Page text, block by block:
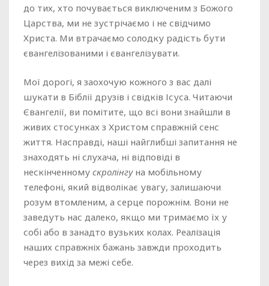
до тих, хто почувається виключеним з Божого
Царства, ми не зустрічаємо і не свідчимо
Христа. Ми втрачаємо солодку радість бути
євангелізованими і євангелізувати.
Мої дорогі, я заохочую кожного з вас далі
шукати в Біблії друзів і свідків Ісуса. Читаючи
Євангелії, ви помітите, що всі вони знайшли в
живих стосунках з Христом справжній сенс
життя. Насправді, наші найглибші запитання не
знаходять ні слухача, ні відповіді в
нескінченному скролінгуна мобільному
телефоні, який відволікає увагу, залишаючи
розум втомленим, а серце порожнім. Вони не
заведуть нас далеко, якщо ми тримаємо їх у
собі або в занадто вузьких колах. Реалізація
наших справжніх бажань завжди проходить
через вихід за межі себе.